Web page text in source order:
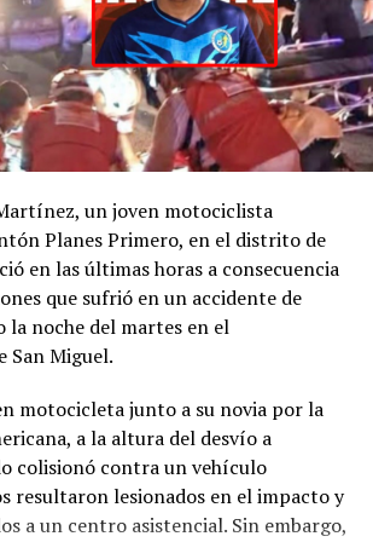
de
en
con la
.
ha
sin ser
de ningún
General de
El
un joven motociclista
Planes Primero, en el distrito de
en las últimas horas a consecuencia
que sufrió en un accidente de
noche del martes en el
San Miguel.
motocicleta junto a su novia por la
a la altura del desvío a
colisionó contra un vehículo
resultaron lesionados en el impacto y
a un centro asistencial. Sin embargo,